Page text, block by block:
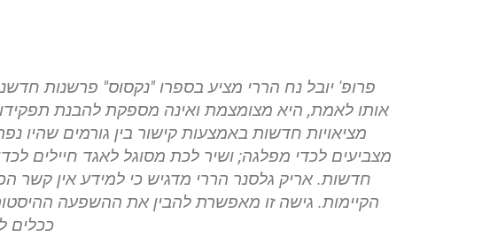
פרופ' יובל נח הררי מציע בספרו "נקסוס" פרשנות
אותו לאמת, היא מצומצמת ואינה מספקת להבנת
מציאויות חדשות באמצעות קישור בין גורמים שהיו
מצביעים לכדי מפלגה; ושיר לכת מסוגל לאגד חיילים
חדשות. אריק גלסנר הררי מדגיש כי למידע אין קשר
הקיימות. גישה זו מאפשרת להבין את ההשפעה
ככלים